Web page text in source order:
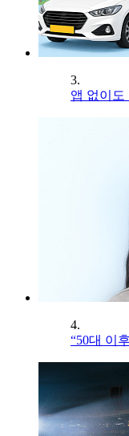
3.
앱 없이도
4.
“50대 이